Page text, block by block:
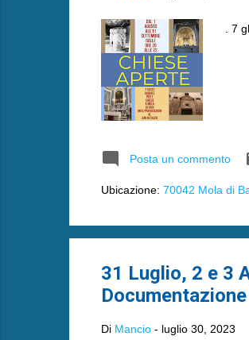
. 7
Posta un commento
Ubicazione: 70042 Mola di
31 Luglio, 2 e 3
Di Mancio - luglio 30, 2023